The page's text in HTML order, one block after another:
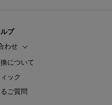
プ
わせ
について
ック
ご質問